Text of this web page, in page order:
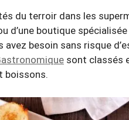
du terroir dans les
d’une boutique
besoin sans risque
sont classés
boissons.